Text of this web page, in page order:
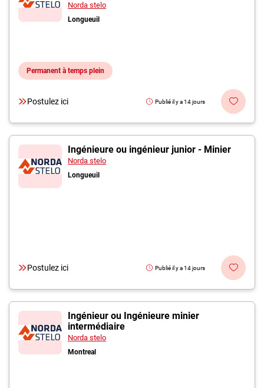
Norda stelo
Longueuil
Permanent à temps plein
Postulez ici Publié il y a 14 jours
Ingénieure ou ingénieur junior - Minier
Norda stelo
Longueuil
Postulez ici Publié il y a 14 jours
Ingénieur ou Ingénieure minier
intermédiaire
Norda stelo
Montreal